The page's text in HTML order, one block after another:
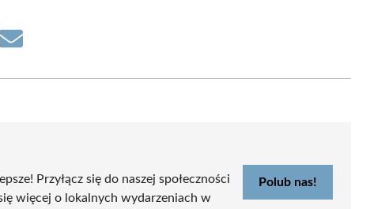
Share
Przyłącz się do naszej społeczności
więcej o lokalnych wydarzeniach w
Polub nas!